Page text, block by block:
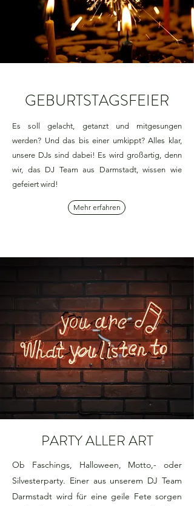
GEBURTSTAGSFEIER
Es soll gelacht, getanzt und mitgesungen
werden? Und das bis einer umkippt? Alles klar,
unsere DJs sind dabei! Es wird großartig, denn
wir, das DJ Team aus Darmstadt, wissen wie
gefeiert wird!
Mehr erfahren
PARTY ALLER ART
Ob Faschings, Halloween, Motto,- oder
Silvesterparty. Einer aus unserem DJ Team
Darmstadt wird für eine geile Fete sorgen